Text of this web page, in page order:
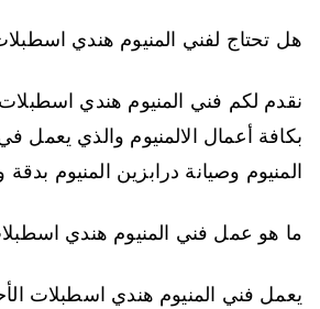
هل تحتاج لفني المنيوم هندي
نقدم لكم فني المنيوم هندي اسطبلات
بكافة أعمال الالمنيوم والذي يعمل
المنيوم وصيانة درابزين المنيوم بدقة
ما هو عمل فني المنيوم هندي
يعمل فني المنيوم هندي اسطبلات